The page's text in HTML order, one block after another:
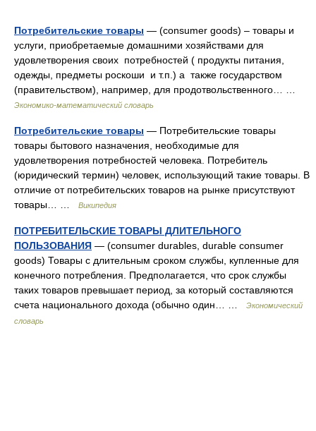
Потребительские товары — (consumer goods) – товары и
услуги, приобретаемые домашними хозяйствами для
удовлетворения своих потребностей ( продукты питания,
одежды, предметы роскоши и т.п.) а также государством
(правительством), например, для продотвольственного… …
Экономико-математический словарь
Потребительские товары — Потребительские товары
товары бытового назначения, необходимые для
удовлетворения потребностей человека. Потребитель
(юридический термин) человек, использующий такие товары. В
отличие от потребительских товаров на рынке присутствуют
товары… …
Википедия
ПОТРЕБИТЕЛЬСКИЕ ТОВАРЫ ДЛИТЕЛЬНОГО
ПОЛЬЗОВАНИЯ — (consumer durables, durable consumer
goods) Товары с длительным сроком службы, купленные для
конечного потребления. Предполагается, что срок службы
таких товаров превышает период, за который составляются
счета национального дохода (обычно один… …
Экономический
словарь